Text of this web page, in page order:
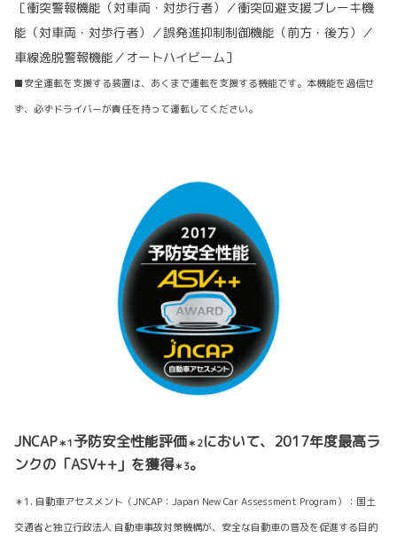
［衝突警報機能（対車両・対歩行者）／衝突回避支援ブレーキ機
能（対車両・対歩行者）／誤発進抑制制御機能（前方・後方）／
車線逸脱警報機能／オートハイビーム］
■安全運転を支援する装置は、あくまで運転を支援する機能です。本機能を過信せ
ず、必ずドライバーが責任を持って運転してください。
JNCAP＊1予防安全性能評価＊2において、2017年度最高ラ
ンクの「ASV++」を獲得＊3。
＊1. 自動車アセスメント（JNCAP：Japan New Car Assessment Program）：国土
交通省と独立行政法人 自動車事故対策機構が、安全な自動車の普及を促進する目的